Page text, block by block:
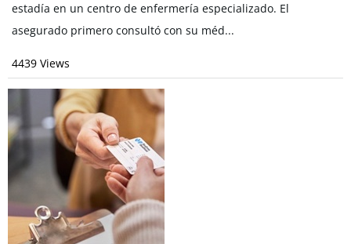
estadía en un centro de enfermería especializado. El
asegurado primero consultó con su méd...
4439 Views